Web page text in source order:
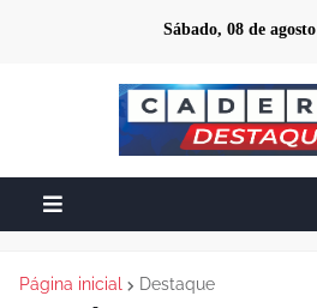
Sábado, 08 de
Página inicial Destaque